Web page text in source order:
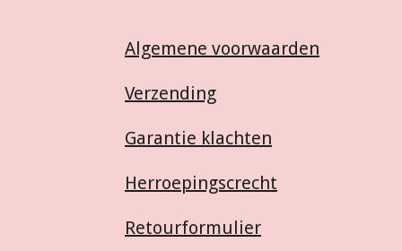
Algemene voorwaarden
Verzending
Garantie klachten
Herroepingscrecht
Retourformulier